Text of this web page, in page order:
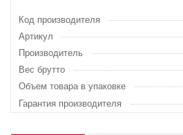
Код производителя
Артикул
Производитель
Вес брутто
Объем товара в упаковке
Гарантия производителя